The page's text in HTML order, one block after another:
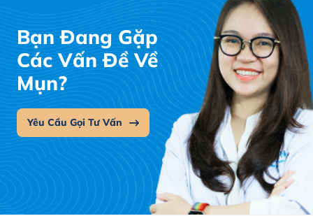
Bạn Đang Gặp
Các Vấn Đề Về
Mụn?
Yêu Cầu Gọi Tư Vấn